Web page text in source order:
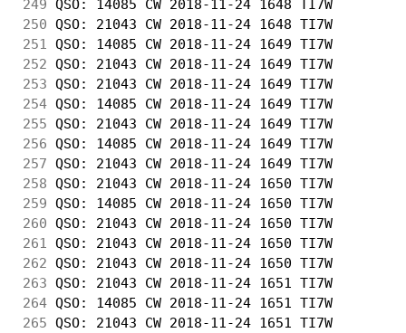
249 QSO: 14085 CW 2018-11-24 1648 TI7W
250 QSO: 21043 CW 2018-11-24 1648 TI7W
251
QSO: 14085 CW 2018-11-24 1649 TI7W
252 QSO: 21043 CW 2018-11-24 1649 TI7W
253 QSO: 21043 CW 2018-11-24 1649 TI7W
254 QSO: 14085 CW 2018-11-24 1649 TI7W
255 QSO: 21043 CW 2018-11-24 1649 TI7W
256 QSO: 14085 CW 2018-11-24 1649 TI7W
257 QSO: 21043 CW 2018-11-24 1649 TI7W
258 QSO: 21043 CW 2018-11-24 1650 TI7W
259 QSO: 14085 CW 2018-11-24 1650 TI7W
260 QSO: 21043 CW 2018-11-24 1650 TI7W
261
QSO: 21043 CW 2018-11-24 1650 TI7W
262 QSO: 21043 CW 2018-11-24 1650 TI7W
263 QSO: 21043 CW 2018-11-24 1651 TI7W
264 QSO: 14085 CW 2018-11-24 1651 TI7W
265 QSO: 21043 CW 2018-11-24 1651 TI7W